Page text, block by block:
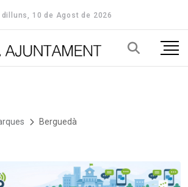
dilluns, 10 de Agost de 2026
Berguedà